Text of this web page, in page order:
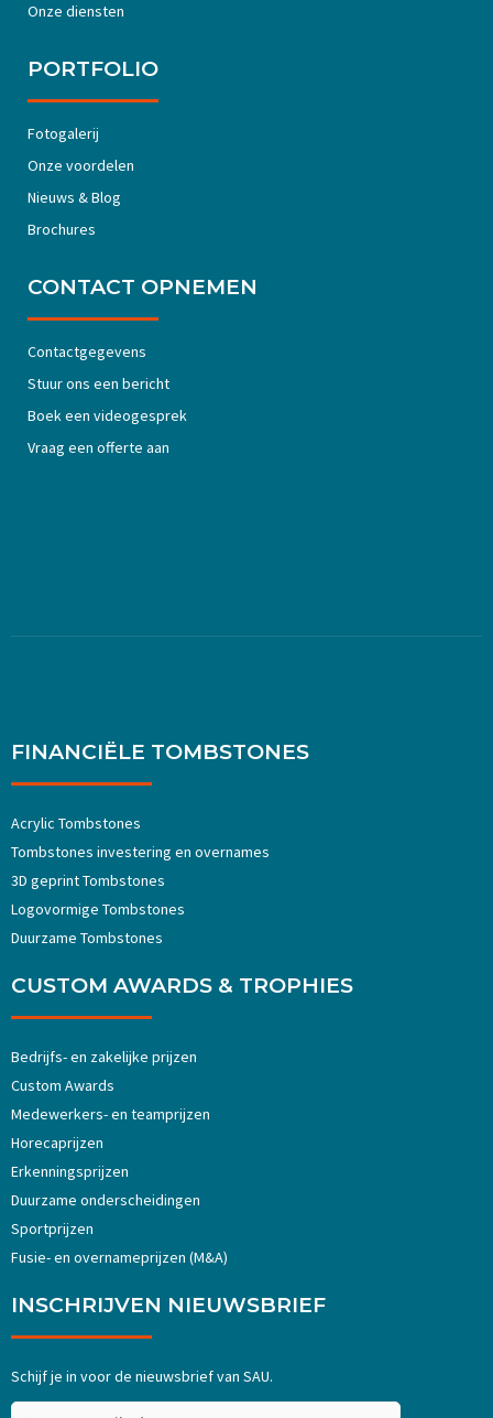
Onze diensten
PORTFOLIO
Fotogalerij
Onze voordelen
Nieuws & Blog
Brochures
CONTACT OPNEMEN
Contactgegevens
Stuur ons een bericht
Boek een videogesprek
Vraag een offerte aan
FINANCIËLE TOMBSTONES
Acrylic Tombstones
Tombstones investering en overnames
3D geprint Tombstones
Logovormige Tombstones
Duurzame Tombstones
CUSTOM AWARDS & TROPHIES
Bedrijfs- en zakelijke prijzen
Custom Awards
Medewerkers- en teamprijzen
Horecaprijzen
Erkenningsprijzen
Duurzame onderscheidingen
Sportprijzen
Fusie- en overnameprijzen (M&A)
INSCHRIJVEN NIEUWSBRIEF
Schijf je in voor de nieuwsbrief van SAU.